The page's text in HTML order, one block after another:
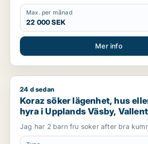
Max. per månad
22 000 SEK
Mer info
Koraz söker lägenhet, hus eller
24 d sedan
Koraz söker lägenhet, hus
hyra i Upplands Väsby,
Järfälla m.fl.
Jag har 2 barn fru soker after bra